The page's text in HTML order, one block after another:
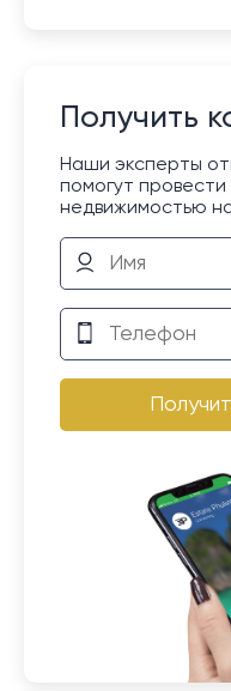
Получить
Наши эксперты
помогут
недвижимостью